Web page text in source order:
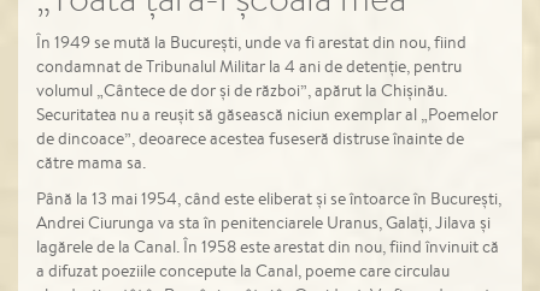
În 1949 se mută la București, unde va fi arestat din nou, fiind
condamnat de Tribunalul Militar la 4 ani de detenție, pentru
volumul „Cântece de dor și de război”, apărut la Chișinău.
Securitatea nu a reușit să găsească niciun exemplar al „Poemelor
de dincoace”, deoarece acestea fuseseră distruse înainte de
către mama sa.
Până la 13 mai 1954, când este eliberat și se întoarce în București,
Andrei Ciurunga va sta în penitenciarele Uranus, Galați, Jilava și
lagărele de la Canal. În 1958 este arestat din nou, fiind învinuit că
a difuzat poeziile concepute la Canal, poeme care circulau